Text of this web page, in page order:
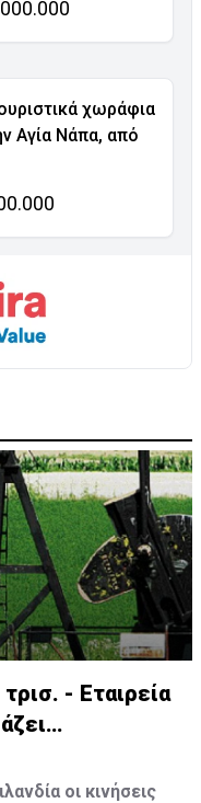
χωράφια
Αγία Νάπα, από
- Εταιρεία
οι κινήσεις